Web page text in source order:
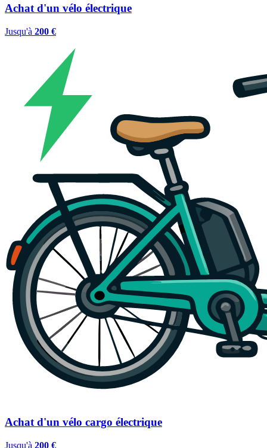
Achat d'un vélo électrique
Jusqu'à 200 €
Achat d'un vélo cargo électrique
Jusqu'à 200 €